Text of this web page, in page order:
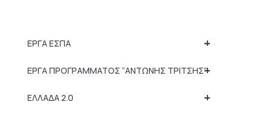
+
ΕΡΓΑ ΕΣΠΑ
+
ΕΡΓΑ ΠΡΟΓΡΑΜΜΑΤΟΣ “ΑΝΤΩΝΗΣ ΤΡΙΤΣΗΣ”
+
ΕΛΛΑΔΑ 2.0